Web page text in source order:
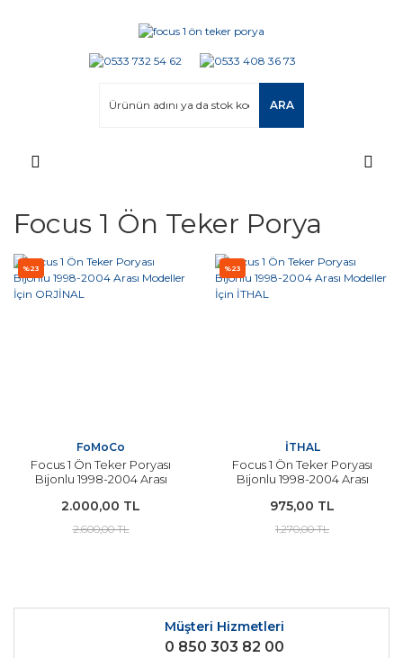
ARA
Focus 1 Ön Teker Porya
%23
FoMoCo
Focus 1 Ön Teker Poryası
Bijonlu 1998-2004 Arası
2.000,00 TL
2.600,00 TL
%23
İTHAL
Focus 1 Ön Teker Poryası
Bijonlu 1998-2004 Arası
975,00 TL
1.270,00 TL
Müşteri Hizmetleri
0 850 303 82 00